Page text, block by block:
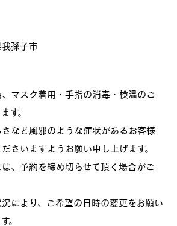
孫子市
マスク着用・手指の消毒・検温のご
す。
など風邪のような症状があるお客様
さいますようお願い申し上げます。
、予約を締め切らせて頂く場合がご
により、ご希望の日時の変更をお願い
。